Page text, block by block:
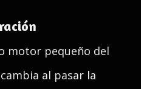
motor pequeño del
al pasar la